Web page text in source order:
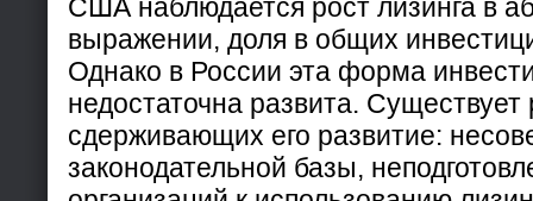
США наблюдается рост лизинга в
выражении, доля в общих
Однако в России эта форма
недостаточна развита.
сдерживающих его развитие:
законодательной базы,